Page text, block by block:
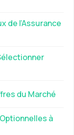
de l’Assurance
du Marché
à